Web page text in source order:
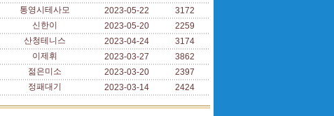
통영시테사모 2023-05-22
3172
신한이 2023-05-20
2259
산청테니스 2023-04-24
3174
이제휘 2023-03-27
3862
젊은미소 2023-03-20
2397
정패대기 2023-03-14 2424